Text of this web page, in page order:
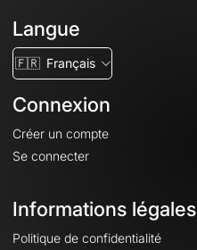
Langue
🇫🇷 Français
Connexion
Créer un compte
Se connecter
Informations légales
Politique de confidentialité